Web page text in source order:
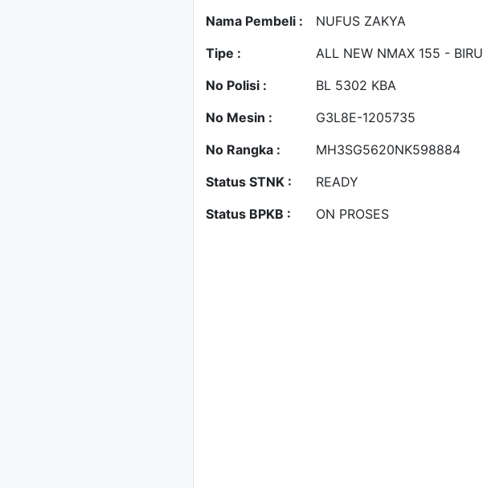
Nama Pembeli :
NUFUS ZAKYA
Tipe :
ALL NEW NMAX 155 - BIRU
No Polisi :
BL 5302 KBA
No Mesin :
G3L8E-1205735
No Rangka :
MH3SG5620NK598884
Status STNK :
READY
Status BPKB :
ON PROSES